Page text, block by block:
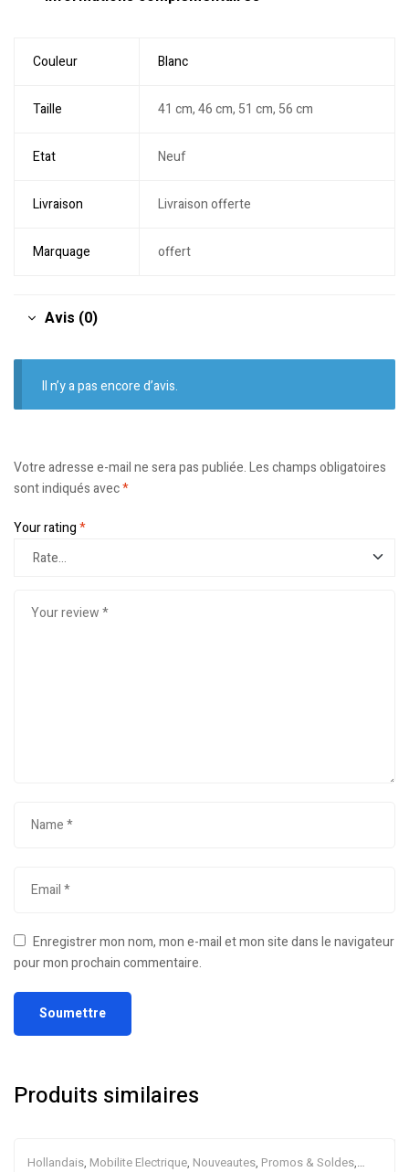
Couleur Blanc
Taille 41 cm, 46 cm, 51 cm, 56 cm
Etat Neuf
Livraison Livraison offerte
Marquage offert
Avis (0)
Il n’y a pas encore d’avis.
Votre adresse e-mail ne sera pas publiée.Les champs obligatoires
sont indiqués avec*
Your rating*
Enregistrer mon nom, mon e-mail et mon site dans le navigateur
pour mon prochain commentaire.
Produits similaires
Hollandais, Mobilite Electrique, Nouveautes, Promos & Soldes,